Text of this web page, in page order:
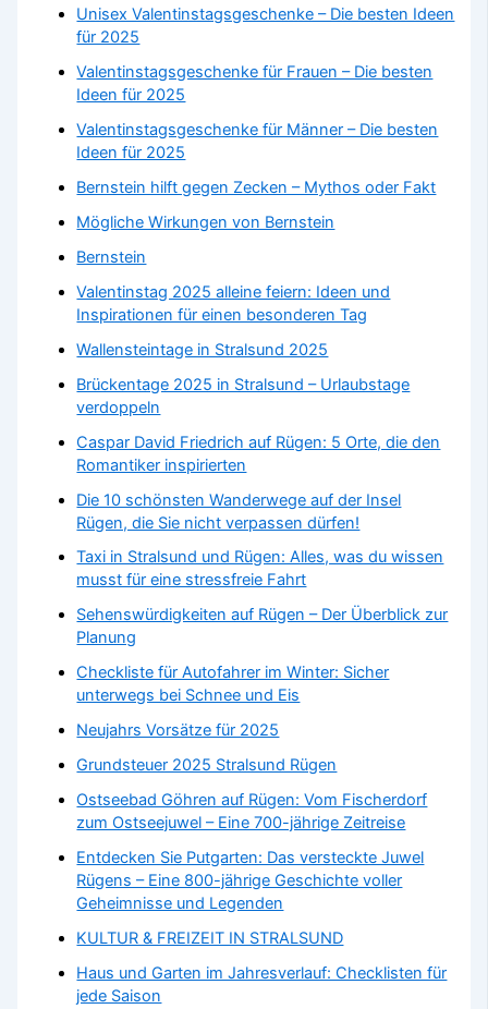
Unisex Valentinstagsgeschenke – Die besten Ideen
für 2025
Valentinstagsgeschenke für Frauen – Die besten
Ideen für 2025
Valentinstagsgeschenke für Männer – Die besten
Ideen für 2025
Bernstein hilft gegen Zecken – Mythos oder Fakt
Mögliche Wirkungen von Bernstein
Bernstein
Valentinstag 2025 alleine feiern: Ideen und
Inspirationen für einen besonderen Tag
Wallensteintage in Stralsund 2025
Brückentage 2025 in Stralsund – Urlaubstage
verdoppeln
Caspar David Friedrich auf Rügen: 5 Orte, die den
Romantiker inspirierten
Die 10 schönsten Wanderwege auf der Insel
Rügen, die Sie nicht verpassen dürfen!
Taxi in Stralsund und Rügen: Alles, was du wissen
musst für eine stressfreie Fahrt
Sehenswürdigkeiten auf Rügen – Der Überblick zur
Planung
Checkliste für Autofahrer im Winter: Sicher
unterwegs bei Schnee und Eis
Neujahrs Vorsätze für 2025
Grundsteuer 2025 Stralsund Rügen
Ostseebad Göhren auf Rügen: Vom Fischerdorf
zum Ostseejuwel – Eine 700-jährige Zeitreise
Entdecken Sie Putgarten: Das versteckte Juwel
Rügens – Eine 800-jährige Geschichte voller
Geheimnisse und Legenden
KULTUR & FREIZEIT IN STRALSUND
Haus und Garten im Jahresverlauf: Checklisten für
jede Saison